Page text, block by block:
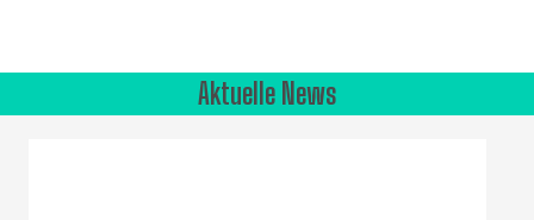
Aktuelle News